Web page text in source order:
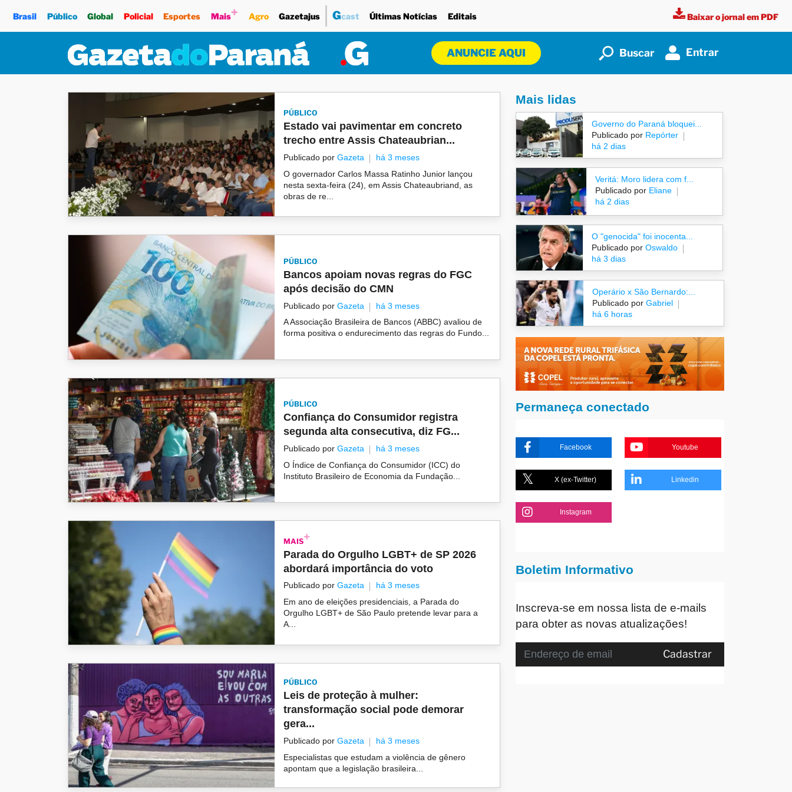
Brasil Público Global Policial Esportes Mais+ Agro Gazetajus Gcast Últimas Notícias Editais Baixar o jornal em PDF
ANUNCIE AQUI Buscar Entrar
PÚBLICO
Estado vai pavimentar em concreto
trecho entre Assis Chateaubrian...
Publicado porGazeta
há 3 meses
O governador Carlos Massa Ratinho Junior lançou
nesta sexta-feira (24), em Assis Chateaubriand, as
obras de re...
PÚBLICO
Bancos apoiam novas regras do FGC
após decisão do CMN
Publicado porGazeta
há 3 meses
A Associação Brasileira de Bancos (ABBC) avaliou de
forma positiva o endurecimento das regras do Fundo...
PÚBLICO
Confiança do Consumidor registra
segunda alta consecutiva, diz FG...
Publicado porGazeta
há 3 meses
O Índice de Confiança do Consumidor (ICC) do
Instituto Brasileiro de Economia da Fundação...
MAIS
Parada do Orgulho LGBT+ de SP 2026
abordará importância do voto
Publicado porGazeta
há 3 meses
Em ano de eleições presidenciais, a Parada do
Orgulho LGBT+ de São Paulo pretende levar para a
A...
PÚBLICO
Leis de proteção à mulher:
transformação social pode demorar
gera...
Publicado porGazeta
há 3 meses
Especialistas que estudam a violência de gênero
apontam que a legislação brasileira...
Mais lidas
Governo do Paraná bloquei...
Publicado por Repórter
há 2 dias
Veritá: Moro lidera com f...
Publicado porEliane
há 2 dias
O "genocida" foi inocenta...
Publicado por Oswaldo
há 3 dias
Operário x São Bernardo:...
Publicado porGabriel
há 6 horas
Permaneça conectado
Facebook Youtube
X (ex-Twitter) Linkedin
Instagram
Boletim Informativo
Inscreva-se em nossa lista de e-mails
para obter as novas atualizações!
Cadastrar